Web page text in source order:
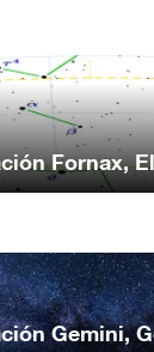
Fornax,
Gemini,